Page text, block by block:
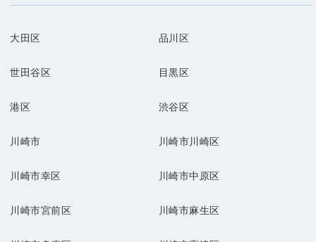
大田区 品川区
世田谷区 目黒区
港区 渋谷区
川崎市 川崎市川崎区
川崎市幸区 川崎市中原区
川崎市宮前区 川崎市麻生区